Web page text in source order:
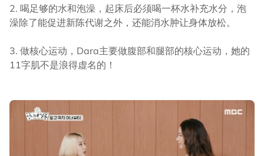
2. 喝足够的水和泡澡，起床后必须喝一杯水补充水分，泡
澡除了能促进新陈代谢之外，还能消水肿让身体放松。
3. 做核心运动，Dara主要做腹部和腿部的核心运动，她的
11字肌不是浪得虚名的！